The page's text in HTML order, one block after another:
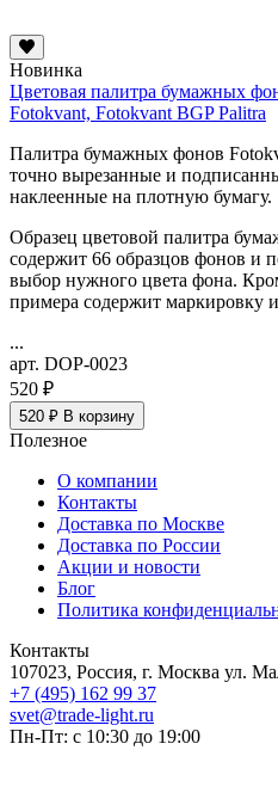
Новинка
Цветовая палитра бумажных
Fotokvant, Fotokvant BGP Palitra
Палитра бумажных фонов
точно вырезанные и
наклеенные на плотную бумагу.
Образец цветовой палитра
содержит 66 образцов фонов и
выбор нужного цвета фона.
примера содержит маркировку
...
арт. DOP-0023
520 ₽
520 ₽ В корзину
Полезное
О компании
Контакты
Доставка по Москве
Доставка по России
Акции и новости
Блог
Политика
Контакты
107023, Россия, г. Москва ул.
+7 (495) 162 99 37
svet@trade-light.ru
Пн-Пт: с 10:30 до 19:00